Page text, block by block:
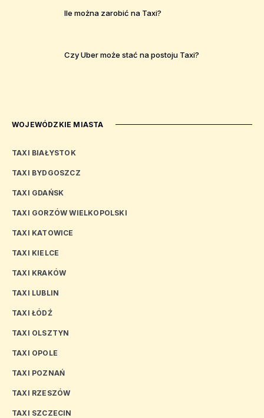
Ile można zarobić na Taxi?
Czy Uber może stać na postoju Taxi?
WOJEWÓDZKIE MIASTA
TAXI BIAŁYSTOK
TAXI BYDGOSZCZ
TAXI GDAŃSK
TAXI GORZÓW WIELKOPOLSKI
TAXI KATOWICE
TAXI KIELCE
TAXI KRAKÓW
TAXI LUBLIN
TAXI ŁÓDŹ
TAXI OLSZTYN
TAXI OPOLE
TAXI POZNAŃ
TAXI RZESZÓW
TAXI SZCZECIN